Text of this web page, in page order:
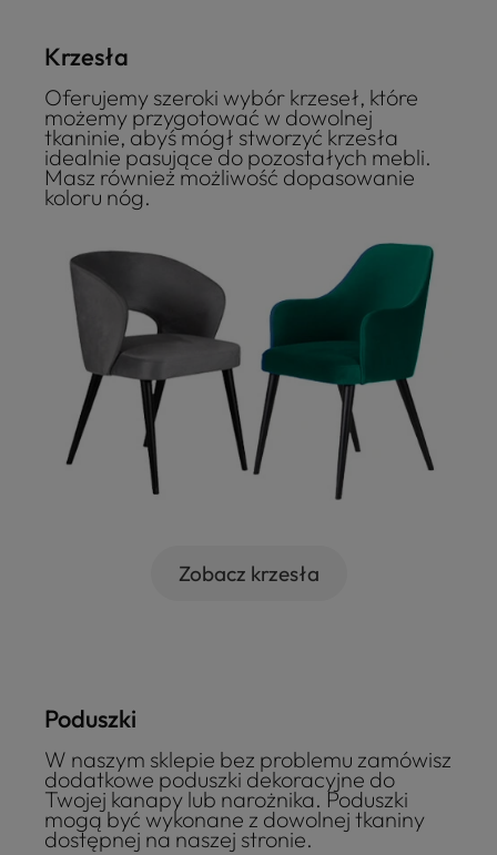
Krzesła
Oferujemy szeroki wybór krzeseł, które
możemy przygotować w dowolnej
tkaninie, abyś mógł stworzyć krzesła
idealnie pasujące do pozostałych mebli.
Masz również możliwość dopasowanie
koloru nóg.
Zobacz krzesła
Poduszki
W naszym sklepie bez problemu zamówisz
dodatkowe poduszki dekoracyjne do
Twojej kanapy lub narożnika. Poduszki
mogą być wykonane z dowolnej tkaniny
dostępnej na naszej stronie.